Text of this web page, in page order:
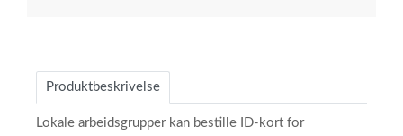
Produktbeskrivelse
Lokale arbeidsgrupper kan bestille ID-kort for